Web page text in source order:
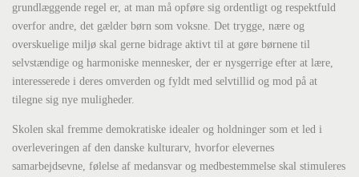
grundlæggende regel er, at man må opføre sig ordentligt og respektfuld
overfor andre, det gælder børn som voksne. Det trygge, nære og
overskuelige miljø skal gerne bidrage aktivt til at gøre børnene til
selvstændige og harmoniske mennesker, der er nysgerrige efter at lære,
interesserede i deres omverden og fyldt med selvtillid og mod på at
tilegne sig nye muligheder.
Skolen skal fremme demokratiske idealer og holdninger som et led i
overleveringen af den danske kulturarv, hvorfor elevernes
samarbejdsevne, følelse af medansvar og medbestemmelse skal stimuleres